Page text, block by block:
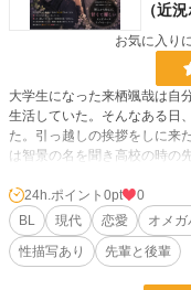
（近
お気に入り
大学生になった来栖颯哉は自
生活していた。そんなある日
た。引っ越しの挨拶をしに来
は智景の名を聞き高校の時の
ゃんと話すことができなかっ
いし連絡先も知らなかった。
＊オメガバースではあります
24h.ポイント 0pt
0
BL
現代 恋愛 オメガ
性描写あり
先輩と後輩